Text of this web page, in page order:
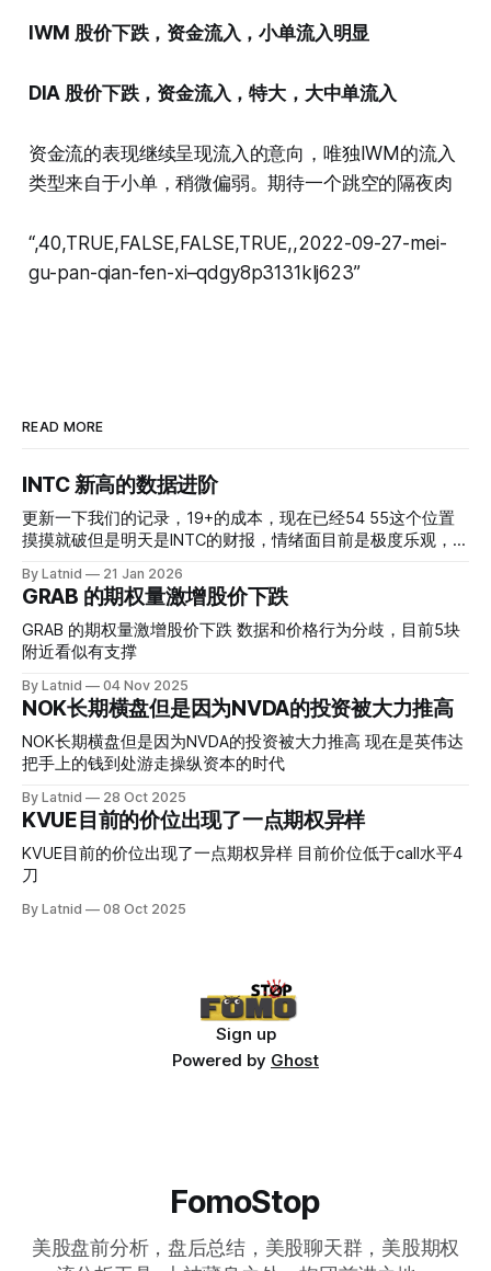
IWM 股价下跌，资金流入，小单流入明显
DIA 股价下跌，资金流入，特大，大中单流入
资金流的表现继续呈现流入的意向，唯独IWM的流入
类型来自于小单，稍微偏弱。期待一个跳空的隔夜肉
“,40,TRUE,FALSE,FALSE,TRUE,,2022-09-27-mei-
gu-pan-qian-fen-xi–qdgy8p3131klj623”
READ MORE
INTC 新高的数据进阶
更新一下我们的记录，19+的成本，现在已经54 55这个位置
摸摸就破但是明天是INTC的财报，情绪面目前是极度乐观，反
是突破前的支撑CC感觉可以做，放远些, 因为18A的经验还未
真正得到普遍大众的关注，当然财报可以继续出新消息顶一下
压力位置。 数据在70驻扎 整体呈现 47 – 60 短期位置
By Latnid 21 Jan 2026
GRAB 的期权量激增股价下跌
GRAB 的期权量激增股价下跌 数据和价格行为分歧，目前5块
附近看似有支撑
By Latnid 04 Nov 2025
NOK长期横盘但是因为NVDA的投资被大力推高
NOK长期横盘但是因为NVDA的投资被大力推高 现在是英伟达
把手上的钱到处游走操纵资本的时代
By Latnid 28 Oct 2025
KVUE目前的价位出现了一点期权异样
KVUE目前的价位出现了一点期权异样 目前价位低于call水平4
刀
By Latnid 08 Oct 2025
Sign up
Powered by Ghost
FomoStop
美股盘前分析，盘后总结，美股聊天群，美股期权